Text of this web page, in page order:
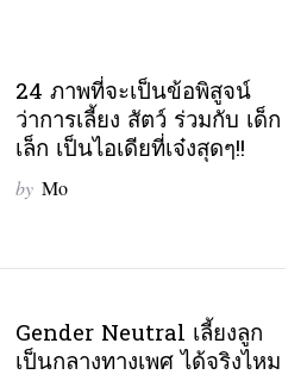
24 ภาพที่จะเป็นข้อพิสูจน์
ว่าการเลี้ยง สัตว์ ร่วมกับ เด็ก
เล็ก เป็นไอเดียที่เจ๋งสุดๆ!!
by Mo
Gender Neutral เลี้ยงลูก
เป็นกลางทางเพศ ได้จริงไหม